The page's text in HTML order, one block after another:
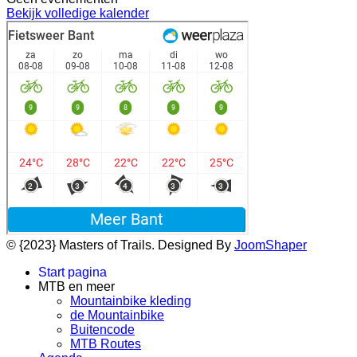
Bekijk volledige kalender
© {2023} Masters of Trails. Designed By JoomShaper
Start pagina
MTB en meer
Mountainbike kleding
de Mountainbike
Buitencode
MTB Routes